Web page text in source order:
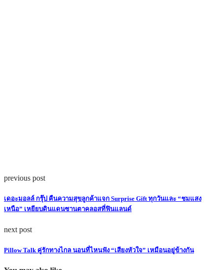
previous post
เดอะมอลล์ กรุ๊ป คืนความสุขลูกค้าแจก Surprise Gift ทุกวันและ “ชมแสง
เหนือ” เหยียบดินแดนซานตาคลอสที่ฟินแลนด์
next post
Pillow Talk คู่รักทางไกล นอนที่ไหนฟัง “เสียงหัวใจ” เหมือนอยู่ข้างกัน